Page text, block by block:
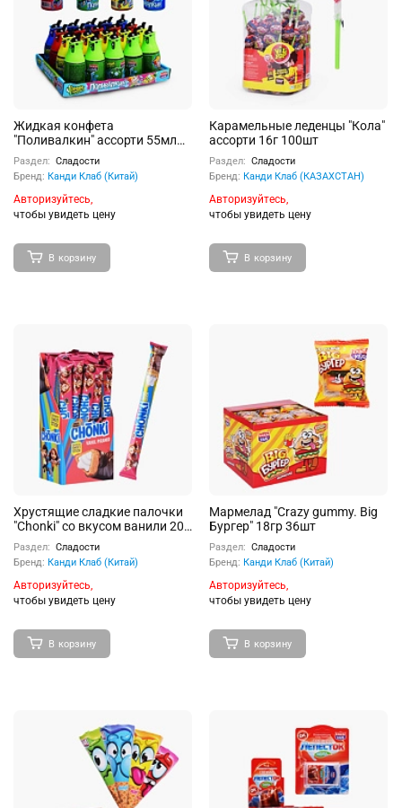
Жидкая конфета
"Поливалкин" ассорти 55мл
20шт
Раздел: Сладости
Бренд: Канди Клаб (Китай)
Авторизуйтесь,
чтобы увидеть цену
В корзину
Карамельные леденцы "Кола"
ассорти 16г 100шт
Раздел: Сладости
Бренд: Канди Клаб (КАЗАХСТАН)
Авторизуйтесь,
чтобы увидеть цену
В корзину
Хрустящие сладкие палочки
"Chonki" cо вкусом ванили 20г
20шт
Раздел: Сладости
Бренд: Канди Клаб (Китай)
Авторизуйтесь,
чтобы увидеть цену
В корзину
Мармелад "Crazy gummy. Big
Бургер" 18гр 36шт
Раздел: Сладости
Бренд: Канди Клаб (Китай)
Авторизуйтесь,
чтобы увидеть цену
В корзину